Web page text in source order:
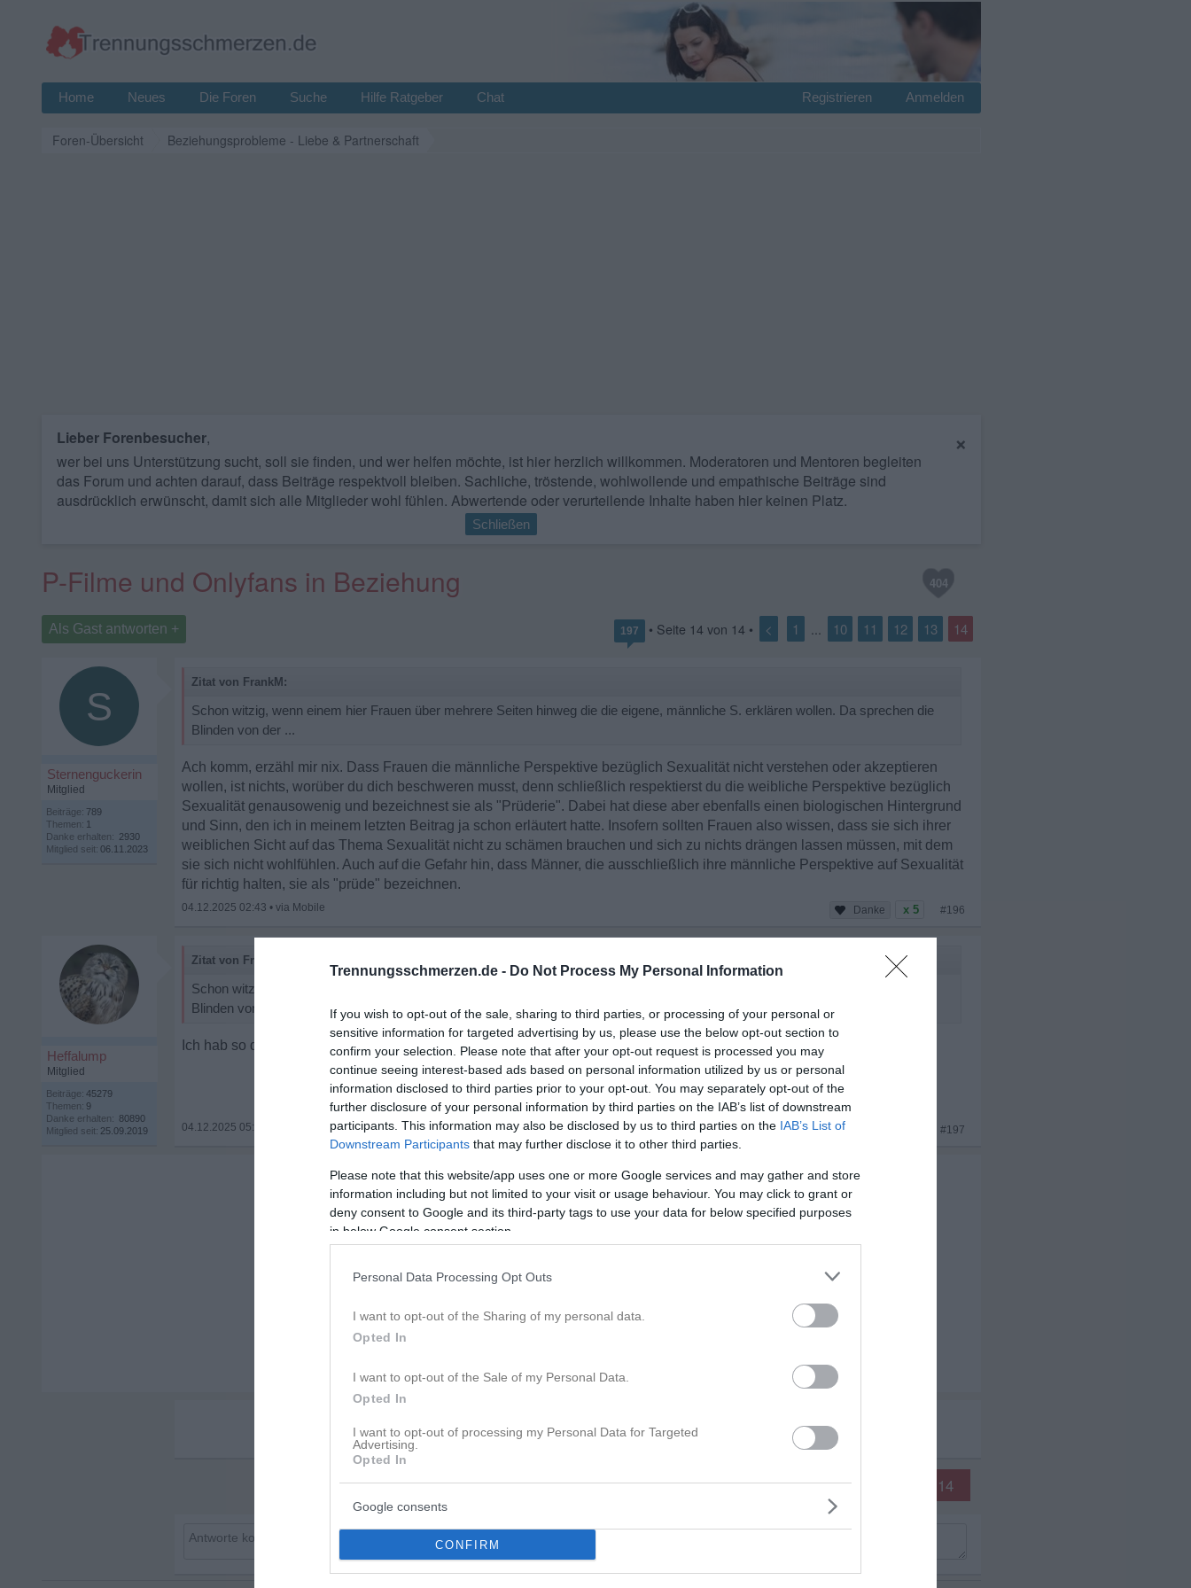
Trennungsschmerzen.de - Do Not Process My Personal Information
If you wish to opt-out of the sale, sharing to third parties, or processing of your personal or
sensitive information for targeted advertising by us, please use the below opt-out section to
confirm your selection. Please note that after your opt-out request is processed you may
continue seeing interest-based ads based on personal information utilized by us or personal
information disclosed to third parties prior to your opt-out. You may separately opt-out of the
further disclosure of your personal information by third parties on the IAB’s list of downstream
participants. This information may also be disclosed by us to third parties on the IAB’s List of
Downstream Participants that may further disclose it to other third parties.
Please note that this website/app uses one or more Google services and may gather and store
information including but not limited to your visit or usage behaviour. You may click to grant or
deny consent to Google and its third-party tags to use your data for below specified purposes
in below Google consent section.
Personal Data Processing Opt Outs
I want to opt-out of the Sharing of my personal data.
Opted In
I want to opt-out of the Sale of my Personal Data.
Opted In
I want to opt-out of processing my Personal Data for Targeted
Advertising.
Opted In
Google consents
CONFIRM
Home Neues Die Foren Suche Hilfe Ratgeber Chat Anmelden
Registrieren
Foren-Übersicht Beziehungsprobleme - Liebe & Partnerschaft
×
Lieber Forenbesucher,
wer bei uns Unterstützung sucht, soll sie finden, und wer helfen möchte, ist hier herzlich willkommen. Moderatoren und Mentoren begleiten
das Forum und achten darauf, dass Beiträge respektvoll bleiben. Sachliche, tröstende, wohlwollende und empathische Beiträge sind
ausdrücklich erwünscht, damit sich alle Mitglieder wohl fühlen. Abwertende oder verurteilende Inhalte haben hier keinen Platz.
Schließen
404
P-Filme und Onlyfans in Beziehung
Als Gast antworten + 197 • Seite 14 von 14 • < 1 ... 10 11 12 13 14
S
Sternenguckerin
Mitglied
Beiträge: 789
Themen: 1
Danke erhalten: 2930
Mitglied seit: 06.11.2023
Zitat von FrankM:
Schon witzig, wenn einem hier Frauen über mehrere Seiten hinweg die die eigene, männliche S. erklären wollen. Da sprechen die
Blinden von der ...
Ach komm, erzähl mir nix. Dass Frauen die männliche Perspektive bezüglich Sexualität nicht verstehen oder akzeptieren
wollen, ist nichts, worüber du dich beschweren musst, denn schließlich respektierst du die weibliche Perspektive bezüglich
Sexualität genausowenig und bezeichnest sie als "Prüderie". Dabei hat diese aber ebenfalls einen biologischen Hintergrund
und Sinn, den ich in meinem letzten Beitrag ja schon erläutert hatte. Insofern sollten Frauen also wissen, dass sie sich ihrer
weiblichen Sicht auf das Thema Sexualität nicht zu schämen brauchen und sich zu nichts drängen lassen müssen, mit dem
sie sich nicht wohlfühlen. Auch auf die Gefahr hin, dass Männer, die ausschließlich ihre männliche Perspektive auf Sexualität
für richtig halten, sie als "prüde" bezeichnen.
04.12.2025 02:43 • x 5 #196
Heffalump
Mitglied
Beiträge: 45279
Themen: 9
Danke erhalten: 80890
Mitglied seit: 25.09.2019
Zitat von FrankM:
Schon witzig, wenn einem hier Frauen über mehrere Seiten hinweg die die eigene, männliche S. erklären wollen. Da sprechen die
Blinden von der ...
Ich hab so den Eindruck, du kannst auch nur bis zum Tellerrand gucken
04.12.2025 05:58 #197
Seite14von14• Zurück 1 ... 10 11 12 14